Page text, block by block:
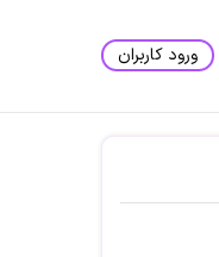
ورود کاربران